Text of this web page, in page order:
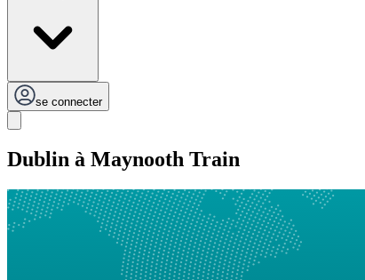
se connecter
Dublin à Maynooth Train